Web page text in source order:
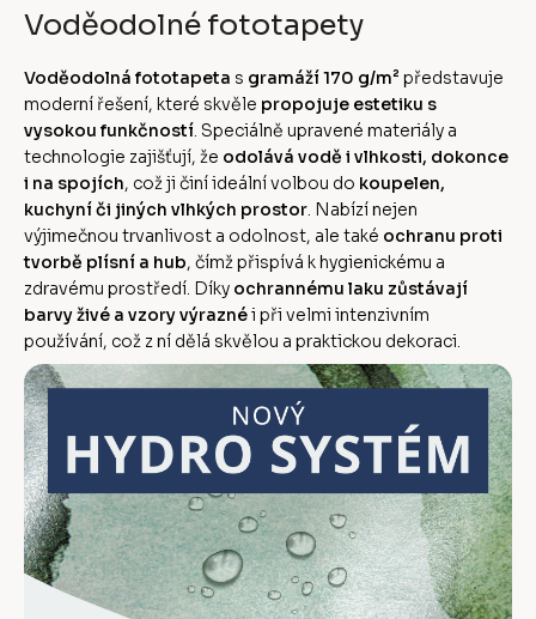
Voděodolné fototapety
Voděodolná fototapeta s gramáží 170 g/m² představuje
moderní řešení, které skvěle propojuje estetiku s
vysokou funkčností. Speciálně upravené materiály a
technologie zajišťují, že odolává vodě i vlhkosti, dokonce
i na spojích, což ji činí ideální volbou do koupelen,
kuchyní či jiných vlhkých prostor. Nabízí nejen
výjimečnou trvanlivost a odolnost, ale také ochranu proti
tvorbě plísní a hub, čímž přispívá k hygienickému a
zdravému prostředí. Díky ochrannému laku zůstávají
barvy živé a vzory výraznéi při velmi intenzivním
používání, což z ní dělá skvělou a praktickou dekoraci.